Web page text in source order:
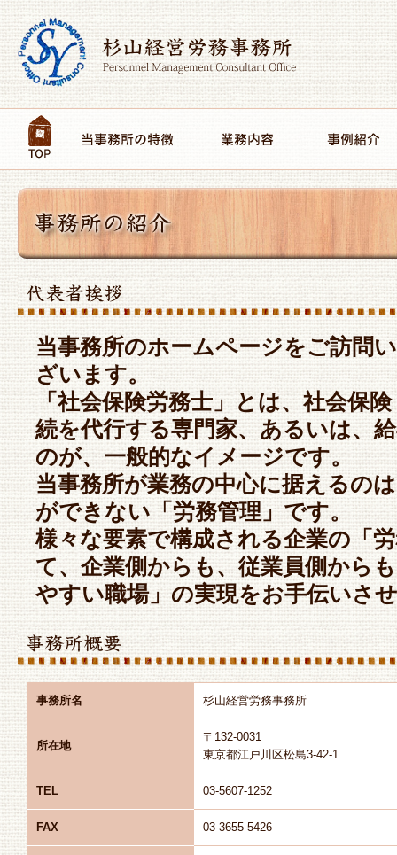
当事務所のホームページをご訪問
ざいます。
「社会保険労務士」とは、社会保
続を代行する専門家、あるいは、
のが、一般的なイメージです。
当事務所が業務の中心に据えるの
ができない「労務管理」です。
様々な要素で構成される企業の「
て、企業側からも、従業員側から
やすい職場」の実現をお手伝いさ
事務所名 杉山経営労務事務所
所在地
〒132-0031
東京都江戸川区松島3-42-1
TEL 03-5607-1252
FAX 03-3655-5426